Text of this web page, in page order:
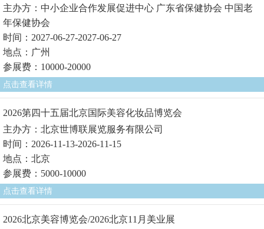
主办方：中小企业合作发展促进中心 广东省保健协会 中国老
年保健协会
时间：2027-06-27-2027-06-27
地点：广州
参展费：10000-20000
点击查看详情
2026第四十五届北京国际美容化妆品博览会
主办方：北京世博联展览服务有限公司
时间：2026-11-13-2026-11-15
地点：北京
参展费：5000-10000
点击查看详情
2026北京美容博览会/2026北京11月美业展